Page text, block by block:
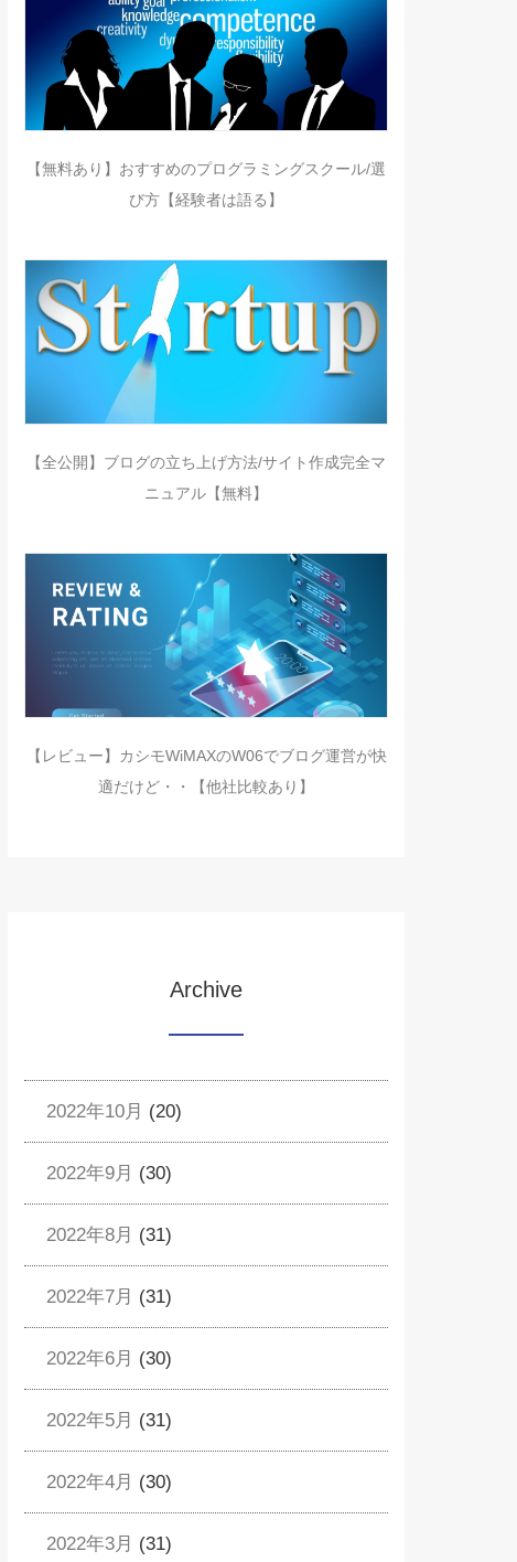
【無料あり】おすすめのプログラミングスクール/選
び方【経験者は語る】
【全公開】ブログの立ち上げ方法/サイト作成完全マ
ニュアル【無料】
【レビュー】カシモWiMAXのW06でブログ運営が快
適だけど・・【他社比較あり】
Archive
2022年10月 (20)
2022年9月 (30)
2022年8月 (31)
2022年7月 (31)
2022年6月 (30)
2022年5月 (31)
2022年4月 (30)
2022年3月 (31)